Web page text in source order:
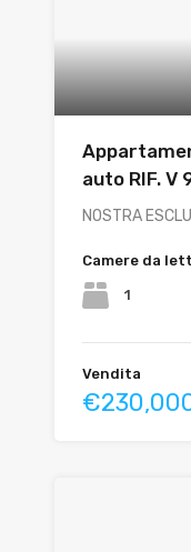
auto RIF. V
NOSTRA
Camere da
1
Vendita